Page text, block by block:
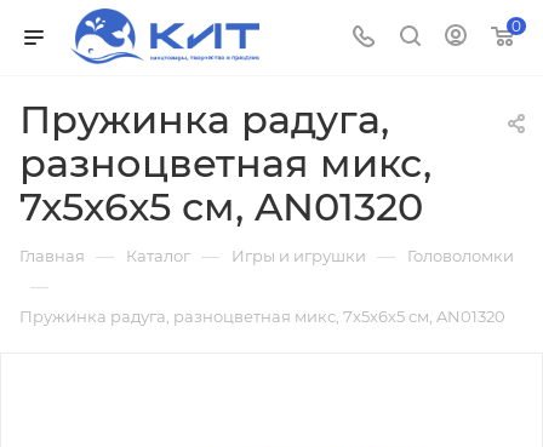
0
Пружинка радуга,
разноцветная микс,
7х5х6х5 см, AN01320
Главная — Каталог — Игры и игрушки — Головоломки
—
Пружинка радуга, разноцветная микс, 7х5х6х5 см, AN01320